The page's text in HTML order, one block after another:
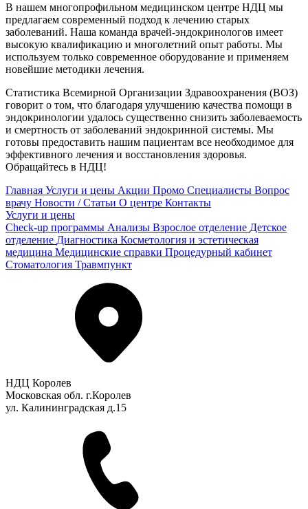
В нашем многопрофильном медицинском центре НДЦ мы
предлагаем современный подход к лечению старых
заболеваний. Наша команда врачей-эндокринологов имеет
высокую квалификацию и многолетний опыт работы. Мы
используем только современное оборудование и применяем
новейшие методики лечения.
Статистика Всемирной Организации Здравоохранения (ВОЗ)
говорит о том, что благодаря улучшению качества помощи в
эндокринологии удалось существенно снизить заболеваемость
и смертность от заболеваний эндокринной системы. Мы
готовы предоставить нашим пациентам все необходимое для
эффективного лечения и восстановления здоровья.
Обращайтесь в НДЦ!
Главная Услуги и цены Акции Промо Специалисты Вопрос
врачу Новости / Статьи О центре Контакты
Услуги и цены
Check-up программы Анализы Взрослое отделение Детское
отделение Диагностика Косметология и эстетическая
медицина Медицинские справки Процедурный кабинет
Стоматология Травмпункт
НДЦ Королев
Московская обл. г.Королев
ул. Калининградская д.15